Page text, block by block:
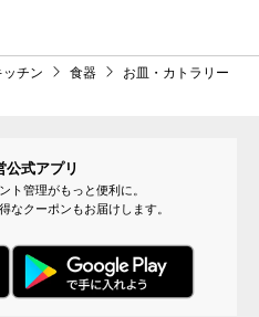
ッチン 食器
お皿・カトラリー
公式アプリ
ト管理がもっと便利に。
なクーポンもお届けします。